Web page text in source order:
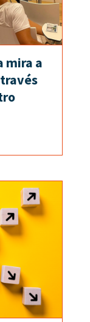
mira a